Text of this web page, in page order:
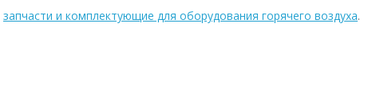
запчасти и комплектующие для оборудования горячего воздуха.